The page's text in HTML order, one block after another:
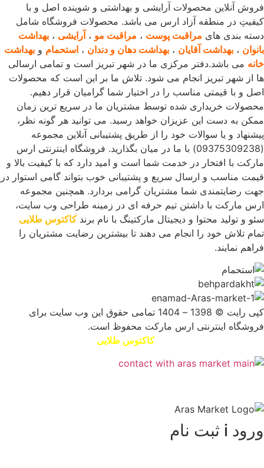
فروش آنلاین محصولات آرایشی و بهداشتی و شوینده اصل و با
کیفیتِ در منطقه آزاد ارس می باشد. محصولات فروشگاه شامل
دسته بندی های مراقبت پوست ، مراقبت مو ، آرایشی ، بهداشت
بانوان ، بهداشت آقایان ، بهداشت دهان و دندان ، استحمام و بهداشت
خانه می باشد.دفتر مرکزی ما در شهر تبریز است و تمامی ارسالی
ها از شهر تبریز انجام می شود. تلاش ما بر این است که محصولات
اصل و با قیمتی مناسب را در اختیار شما گرامیان قرار دهیم.
محصولات خریداری شده توسط مشتریان ما در سریع ترین زمان
ممکن به دست این عزیزان خواهد رسید. می توانید هر گونه نظر،
پیشنهاد و یا سوالات خود را از طریق پشتیبانی آنلاین مجموعه
(09375309238) با ما در میان بگذارید. فروشگاه اینترنتی ارس
مارکت با افتخار در خدمت شما است و امید دارد که با کیفیت بالا و
قیمت مناسب و ارسال سریع و پشتیبانی خوب بتواند گامی استوار در
جهت رضایتمندی شما مشتریان گرامی بردارد. همچنین مجموعه
ارس مارکت با داشتن تیم حرفه ای در زمینه طراحی وب سایت،
سئو و تولید محتوا و دیجیتال مارکتینگ با نام برندکاکتوس طلایی
تمام تلاش خود را انجام می دهند تا بیشترین رضایت مشتریان را
فراهم نمایند.
کپی رایت © 1398 – 1404 تمامی حقوق این وب سایت برای
فروشگاه اینترنتی ارس مارکت محفوظ است.
کاکتوس طلایی
ورود i ثبت نام